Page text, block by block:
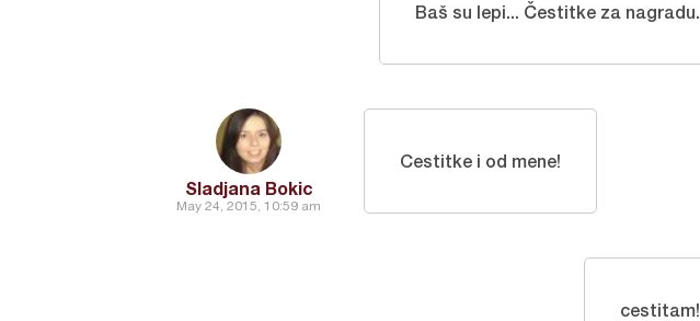
Baš su lepi... Čestitke za nagradu.
Sladjana Bokic
May 24, 2015, 10:59 am
Cestitke i od mene!
cestitam!